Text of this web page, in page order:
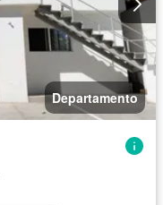
Departamento